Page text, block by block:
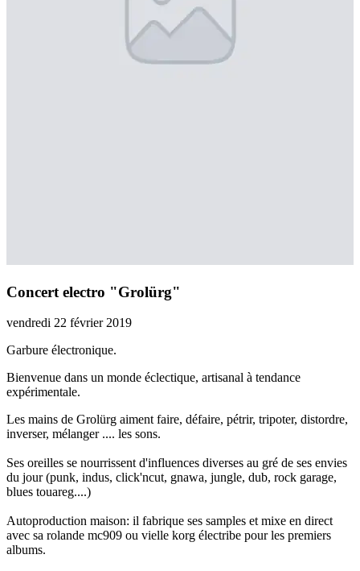
Concert electro "Grolürg"
vendredi 22 février 2019
Garbure électronique.
Bienvenue dans un monde éclectique, artisanal à tendance
expérimentale.
Les mains de Grolürg aiment faire, défaire, pétrir, tripoter, distordre,
inverser, mélanger .... les sons.
Ses oreilles se nourrissent d'influences diverses au gré de ses envies
du jour (punk, indus, click'ncut, gnawa, jungle, dub, rock garage,
blues touareg....)
Autoproduction maison: il fabrique ses samples et mixe en direct
avec sa rolande mc909 ou vielle korg électribe pour les premiers
albums.